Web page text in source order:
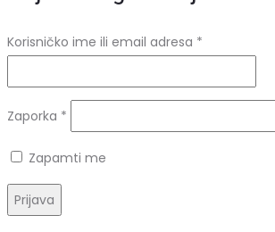
Korisničko ime ili email adresa *
Zaporka *
Zapamti me
Prijava